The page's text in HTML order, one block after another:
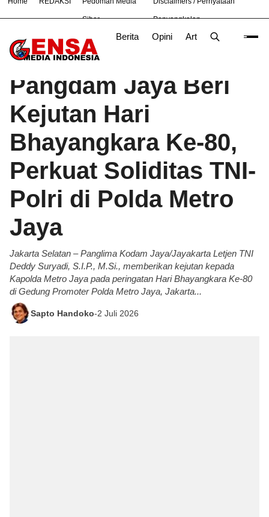
Siber Penyangkalan
Berita Opini Artikel
# Bekasi Hukum Nasional News TNI
Beranda/Berita
Pangdam Jaya Beri
Kejutan Hari
Bhayangkara Ke-80,
Perkuat Soliditas TNI-
Polri di Polda Metro
Jaya
Jakarta Selatan – Panglima Kodam Jaya/Jayakarta Letjen TNI
Deddy Suryadi, S.I.P., M.Si., memberikan kejutan kepada
Kapolda Metro Jaya pada peringatan Hari Bhayangkara Ke-80
di Gedung Promoter Polda Metro Jaya, Jakarta...
Sapto Handoko-2 Juli 2026